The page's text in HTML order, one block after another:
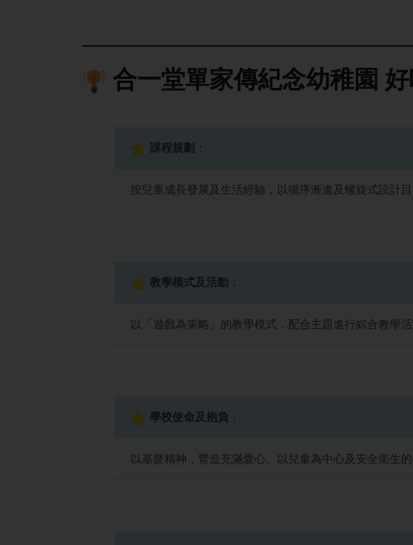
合一堂單家傳紀念幼稚園
課程規劃 ：
按兒童成長發展及生活經驗，以循序漸進及螺旋式設計
教學模式及活動 ：
以「遊戲為策略」的教學模式，配合主題進行綜合教學
學校使命及抱負 ：
以基督精神，營造充滿愛心、以兒童為中心及安全衛生